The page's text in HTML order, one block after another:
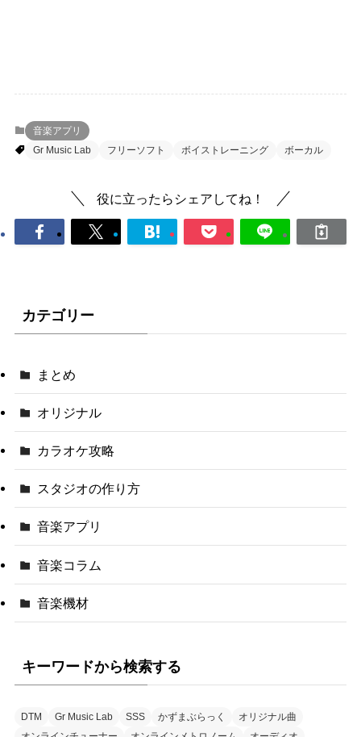
音楽アプリ
Gr Music Lab
フリーソフト ボイストレーニング ボーカル
役に立ったらシェアしてね！
カテゴリー
まとめ
オリジナル
カラオケ攻略
スタジオの作り方
音楽アプリ
音楽コラム
音楽機材
キーワードから検索する
DTM Gr Music Lab SSS かずまぶらっく
オリジナル曲